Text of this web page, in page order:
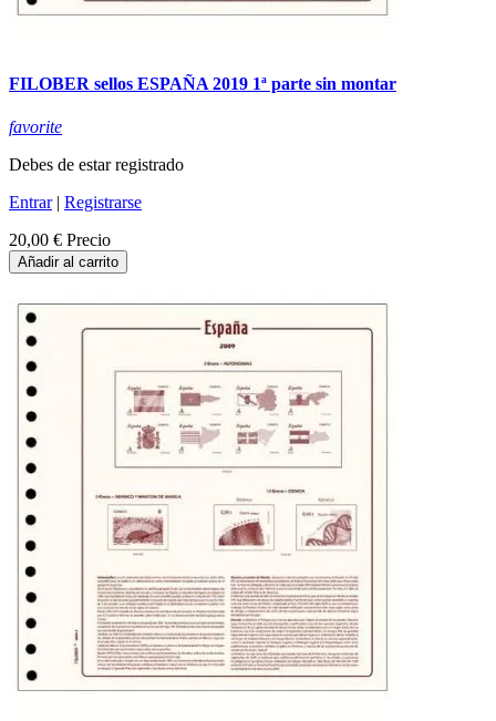
FILOBER sellos ESPAÑA 2019 1ª parte sin montar
favorite
Debes de estar registrado
Entrar| Registrarse
20,00 € Precio
Añadir al carrito